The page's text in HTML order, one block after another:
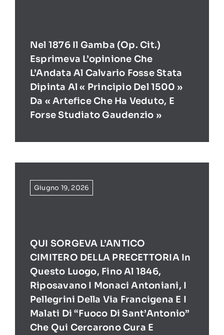
Nel 1876 Il Gamba (op. Cit.)
Esprimeva L’opinione Che
L’Andata Al Calvario Fosse Stata
Dipinta Al « Principio Del 1500 »
Da « Artefice Che Ha Veduto, E
Forse Studiato Gaudenzio »
Giugno 19, 2026
QUI SORGEVA L’ANTICO
CIMITERO DELLA PRECETTORIA In
Questo Luogo, Fino Al 1846,
Riposavano I Monaci Antoniani, I
Pellegrini Della Via Francigena E I
Malati Di “Fuoco Di Sant’Antonio”
Che Qui Cercarono Cura E